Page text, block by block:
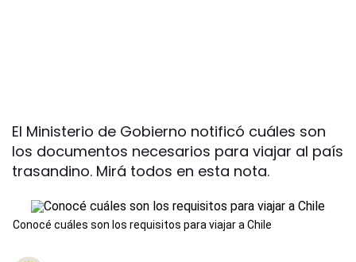
El Ministerio de Gobierno notificó cuáles son
los documentos necesarios para viajar al país
trasandino. Mirá todos en esta nota.
Conocé cuáles son los requisitos para viajar a Chile